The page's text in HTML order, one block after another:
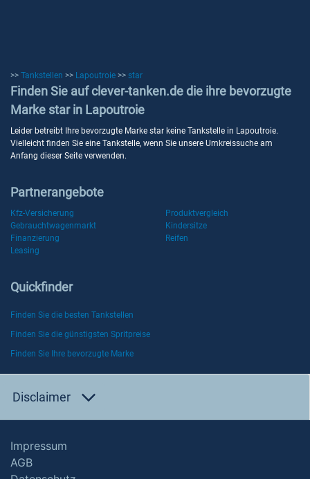
>> Tankstellen >> Lapoutroie >> star
Finden Sie auf clever-tanken.de die ihre bevorzugte
Marke star in Lapoutroie
Leider betreibt Ihre bevorzugte Marke star keine Tankstelle in Lapoutroie.
Vielleicht finden Sie eine Tankstelle, wenn Sie unsere Umkreissuche am
Anfang dieser Seite verwenden.
Partnerangebote
Kfz-Versicherung
Produktvergleich
Gebrauchtwagenmarkt
Kindersitze
Finanzierung
Reifen
Leasing
Quickfinder
Finden Sie die besten Tankstellen
Finden Sie die günstigsten Spritpreise
Finden Sie Ihre bevorzugte Marke
Disclaimer
Impressum
AGB